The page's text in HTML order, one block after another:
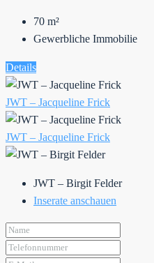
70 m²
Gewerbliche Immobilie
Details
JWT – Jacqueline Frick
JWT – Jacqueline Frick
JWT – Birgit Felder
Inserate anschauen